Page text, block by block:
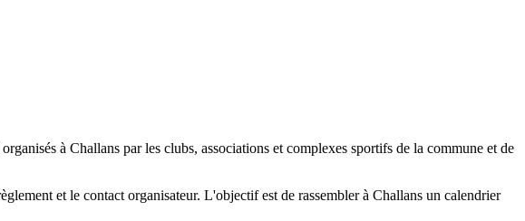
à Challans par les clubs, associations et complexes sportifs de la commune et de
et le contact organisateur. L'objectif est de rassembler à Challans un calendrier